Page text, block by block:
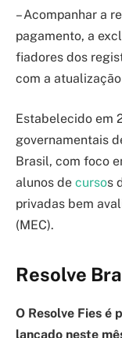
– Acompanhar a
pagamento, a
fiadores dos
com a
Estabelecido em
governamentais
Brasil, com foco
alunos de cursos
privadas bem
(MEC).
Resolve
O Resolve Fies é
lançado neste